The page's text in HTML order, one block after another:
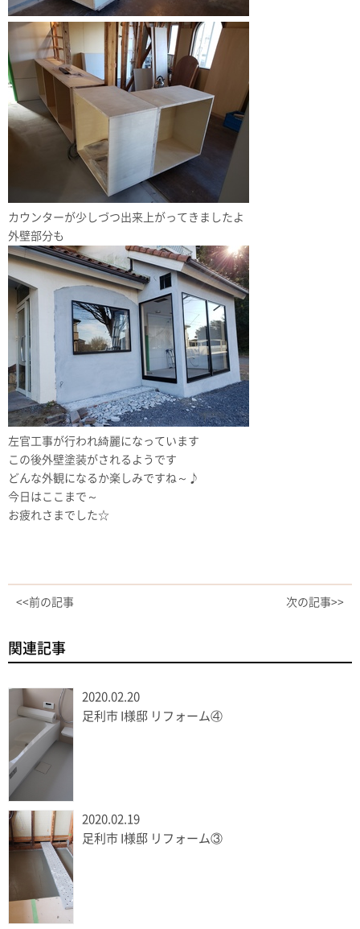
カウンターが少しづつ出来上がってきましたよ
外壁部分も
左官工事が行われ綺麗になっています
この後外壁塗装がされるようです
どんな外観になるか楽しみですね～♪
今日はここまで～
お疲れさまでした☆
<<前の記事 次の記事>>
関連記事
2020.02.20
足利市 I様邸 リフォーム④
2020.02.19
足利市 I様邸 リフォーム③